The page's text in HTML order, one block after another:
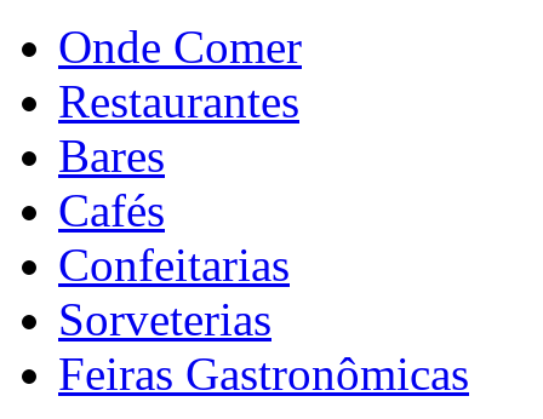
Onde Comer
Restaurantes
Bares
Cafés
Confeitarias
Sorveterias
Feiras Gastronômicas